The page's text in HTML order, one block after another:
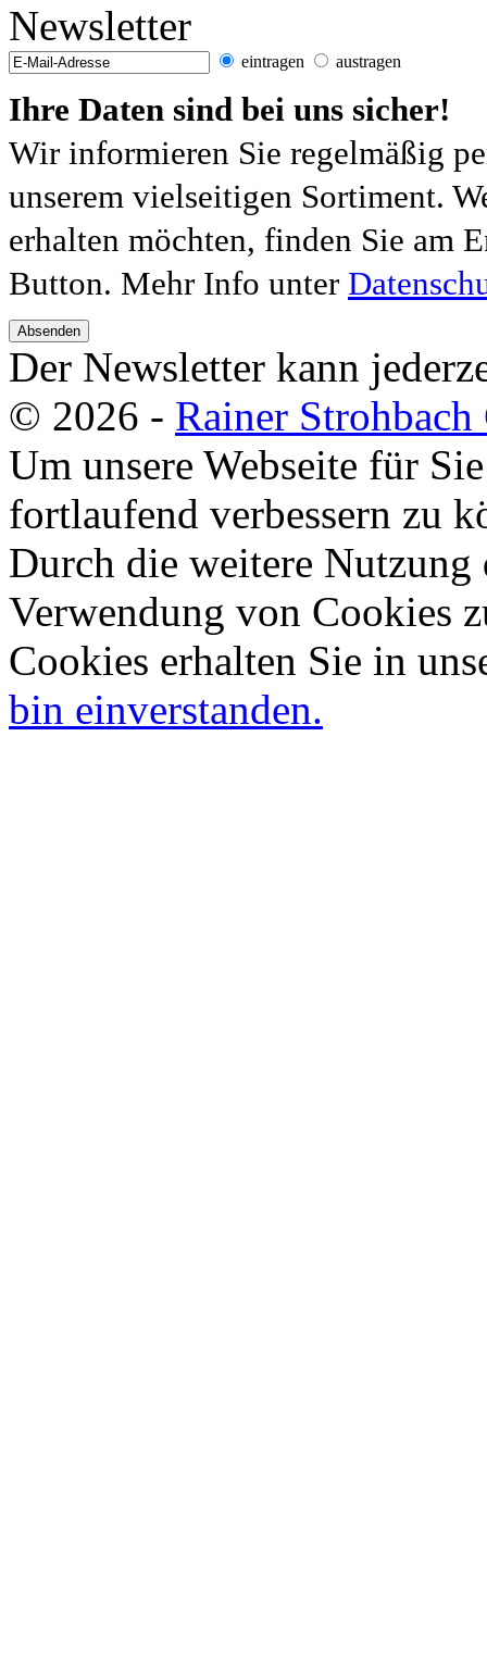
Newsletter
eintragen austragen
Ihre Daten sind bei uns sicher!
Wir informieren Sie regelmäßig
unserem vielseitigen Sortiment.
erhalten möchten, finden Sie am
Button. Mehr Info unter
Absenden
Der Newsletter kann
© 2026 - Rainer
Um unsere Webseite für
fortlaufend verbessern zu
Durch die weitere Nutzung
Verwendung von Cookies
Cookies erhalten Sie in
bin einverstanden.